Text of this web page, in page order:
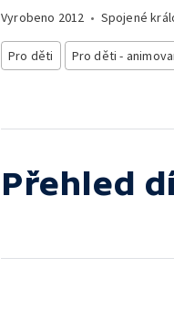
Vyrobeno 2012 • Spojené
Pro děti Pro děti -
Přehled